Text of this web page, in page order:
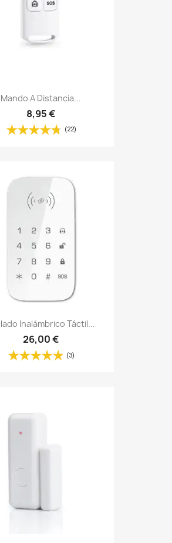
Mando A Distancia...
8,95 €
(22)
Inalámbrico Táctil...
26,00 €
(3)